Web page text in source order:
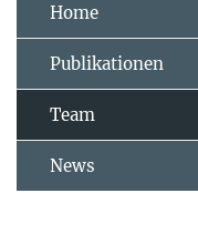
Home
Publikationen
Team
News